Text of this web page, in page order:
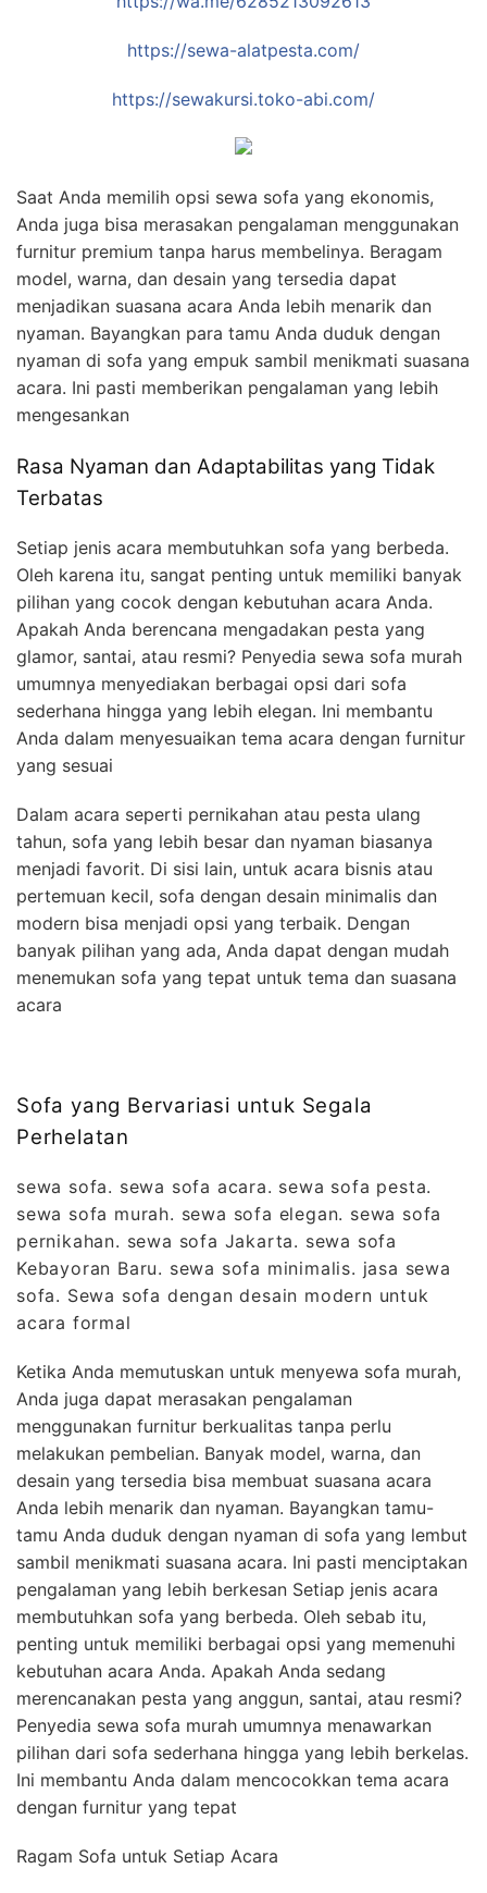
https://sewa-alatpesta.com/
https://sewakursi.toko-abi.com/
Saat Anda memilih opsi sewa sofa yang ekonomis,
Anda juga bisa merasakan pengalaman menggunakan
furnitur premium tanpa harus membelinya. Beragam
model, warna, dan desain yang tersedia dapat
menjadikan suasana acara Anda lebih menarik dan
nyaman. Bayangkan para tamu Anda duduk dengan
nyaman di sofa yang empuk sambil menikmati suasana
acara. Ini pasti memberikan pengalaman yang lebih
mengesankan
Rasa Nyaman dan Adaptabilitas yang Tidak
Terbatas
Setiap jenis acara membutuhkan sofa yang berbeda.
Oleh karena itu, sangat penting untuk memiliki banyak
pilihan yang cocok dengan kebutuhan acara Anda.
Apakah Anda berencana mengadakan pesta yang
glamor, santai, atau resmi? Penyedia sewa sofa murah
umumnya menyediakan berbagai opsi dari sofa
sederhana hingga yang lebih elegan. Ini membantu
Anda dalam menyesuaikan tema acara dengan furnitur
yang sesuai
Dalam acara seperti pernikahan atau pesta ulang
tahun, sofa yang lebih besar dan nyaman biasanya
menjadi favorit. Di sisi lain, untuk acara bisnis atau
pertemuan kecil, sofa dengan desain minimalis dan
modern bisa menjadi opsi yang terbaik. Dengan
banyak pilihan yang ada, Anda dapat dengan mudah
menemukan sofa yang tepat untuk tema dan suasana
acara
Sofa yang Bervariasi untuk Segala
Perhelatan
sewa sofa. sewa sofa acara. sewa sofa pesta.
sewa sofa murah. sewa sofa elegan. sewa sofa
pernikahan. sewa sofa Jakarta. sewa sofa
Kebayoran Baru. sewa sofa minimalis. jasa sewa
sofa. Sewa sofa dengan desain modern untuk
acara formal
Ketika Anda memutuskan untuk menyewa sofa murah,
Anda juga dapat merasakan pengalaman
menggunakan furnitur berkualitas tanpa perlu
melakukan pembelian. Banyak model, warna, dan
desain yang tersedia bisa membuat suasana acara
Anda lebih menarik dan nyaman. Bayangkan tamu-
tamu Anda duduk dengan nyaman di sofa yang lembut
sambil menikmati suasana acara. Ini pasti menciptakan
pengalaman yang lebih berkesan Setiap jenis acara
membutuhkan sofa yang berbeda. Oleh sebab itu,
penting untuk memiliki berbagai opsi yang memenuhi
kebutuhan acara Anda. Apakah Anda sedang
merencanakan pesta yang anggun, santai, atau resmi?
Penyedia sewa sofa murah umumnya menawarkan
pilihan dari sofa sederhana hingga yang lebih berkelas.
Ini membantu Anda dalam mencocokkan tema acara
dengan furnitur yang tepat
Ragam Sofa untuk Setiap Acara